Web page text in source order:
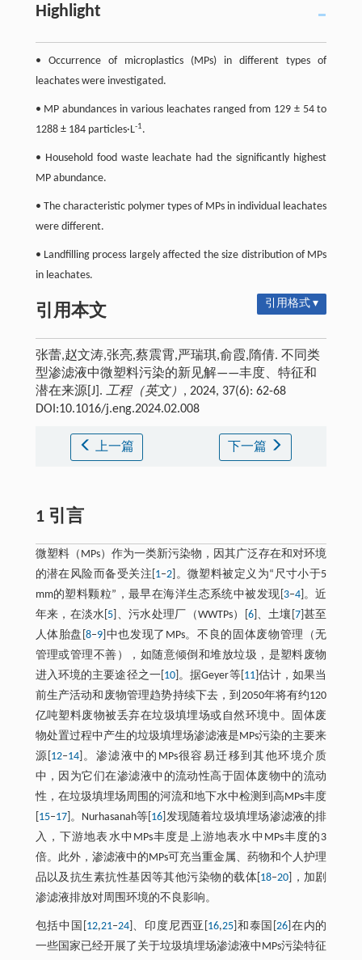
Highlight
• Occurrence of microplastics (MPs) in different types of
leachates were investigated.
• MP abundances in various leachates ranged from 129 ± 54 to
1288 ± 184 particles·L-1.
• Household food waste leachate had the significantly highest
MP abundance.
• The characteristic polymer types of MPs in individual leachates
were different.
• Landfilling process largely affected the size distribution of MPs
in leachates.
引用本文 引用格式 ▾
张蕾,赵文涛,张亮,蔡震霄,严瑞琪,俞霞,隋倩. 不同类
型渗滤液中微塑料污染的新见解——丰度、特征和
潜在来源[J]. 工程（英文） , 2024, 37(6): 62-68
DOI:10.1016/j.eng.2024.02.008
上一篇 下一篇
1 引言
微塑料（MPs）作为一类新污染物，因其广泛存在和对环境
的潜在风险而备受关注[ 1‒2 ]。微塑料被定义为“尺寸小于5
mm的塑料颗粒”，最早在海洋生态系统中被发现[ 3‒4]。近
年来，在淡水[ 5 ]、污水处理厂（WWTPs）[ 6]、土壤[ 7]甚至
人体胎盘[8‒9 ]中也发现了MPs。不良的固体废物管理（无
管理或管理不善），如随意倾倒和堆放垃圾，是塑料废物
进入环境的主要途径之一[ 10 ]。据Geyer等[ 11]估计，如果当
前生产活动和废物管理趋势持续下去，到2050年将有约120
亿吨塑料废物被丢弃在垃圾填埋场或自然环境中。固体废
物处置过程中产生的垃圾填埋场渗滤液是MPs污染的主要来
源[ 12‒14]。渗滤液中的MPs很容易迁移到其他环境介质
中，因为它们在渗滤液中的流动性高于固体废物中的流动
性，在垃圾填埋场周围的河流和地下水中检测到高MPs丰度
15‒17]。Nurhasanah等[ 16 ]发现随着垃圾填埋场渗滤液的排
入，下游地表水中MPs丰度是上游地表水中MPs丰度的3
倍。此外，渗滤液中的MPs可充当重金属、药物和个人护理
品以及抗生素抗性基因等其他污染物的载体[ 18‒20 ]，加剧
渗滤液排放对周围环境的不良影响。
包括中国[ 12,21‒24]、印度尼西亚[ 16,25 ]和泰国[26 ]在内的
一些国家已经开展了关于垃圾填埋场渗滤液中MPs污染特征